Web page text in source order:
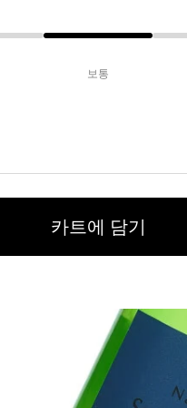
보통
카트에 담기